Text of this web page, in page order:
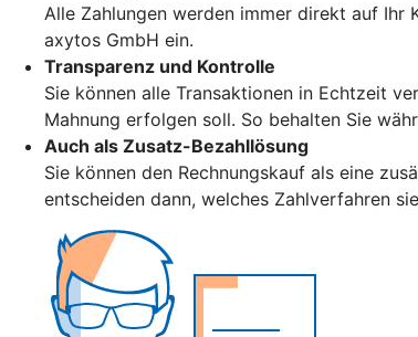
Alle Zahlungen werden immer direkt auf Ihr
axytos GmbH ein.
Transparenz und Kontrolle
Sie können alle Transaktionen in Echtzeit
Mahnung erfolgen soll. So behalten Sie
Auch als Zusatz-Bezahllösung
Sie können den Rechnungskauf als eine
entscheiden dann, welches Zahlverfahren